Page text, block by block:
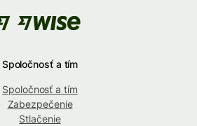
Spoločnosť a tím
Spoločnosť a tím
Zabezpečenie
Stlačenie